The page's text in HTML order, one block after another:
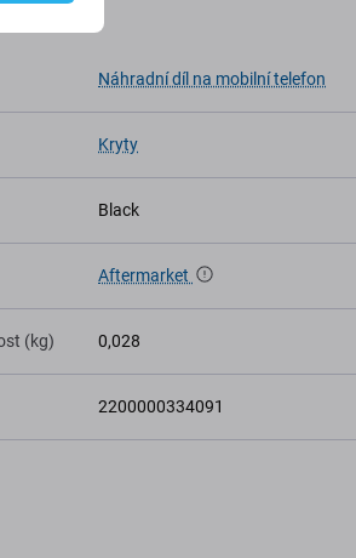
Náhradní díl na mobilní telefon
Kryty
Black
Aftermarket
(kg) 0,028
2200000334091